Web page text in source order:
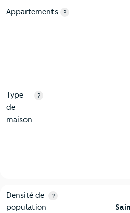
Appartements ?
Type
de
maison
?
2-Habitants
Critères Saint-André-de-
Densité de
population
?